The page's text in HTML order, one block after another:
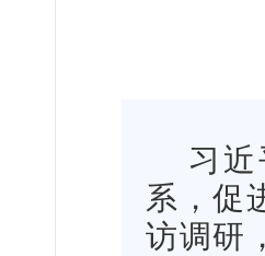
习
系，促
访调研